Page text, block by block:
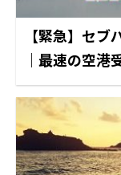
【緊急】セ
｜最速の空港